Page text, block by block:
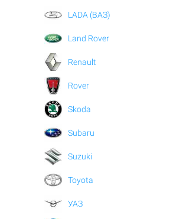
LADA (ВАЗ)
Land Rover
Renault
Rover
Skoda
Subaru
Suzuki
Toyota
УАЗ